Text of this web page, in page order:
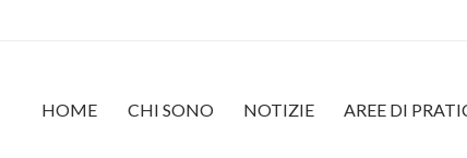
HOME CHI SONO NOTIZIE AREE DI